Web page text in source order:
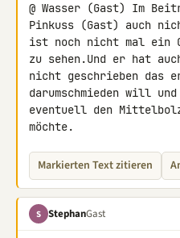
@ Wasser (Gast) Im
Pinkuss (Gast) auch
ist noch nicht mal ein
zu sehen.Und er hat
nicht geschrieben das
darumschmieden will und
eventuell den
möchte.
Markierten Text zitieren
S StephanGast